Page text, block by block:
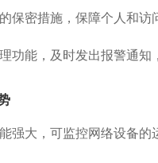
保密措施，保障个人和访
功能，及时发出报警通知
强大，可监控网络设备